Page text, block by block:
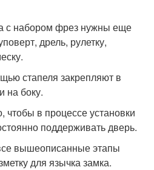
с набором фрез нужны еще
дрель, рулетку,
стапеля закрепляют в
на боку.
чтобы в процессе установки
поддерживать дверь.
вышеописанные этапы
для язычка замка.